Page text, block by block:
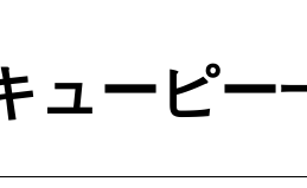
ューピー